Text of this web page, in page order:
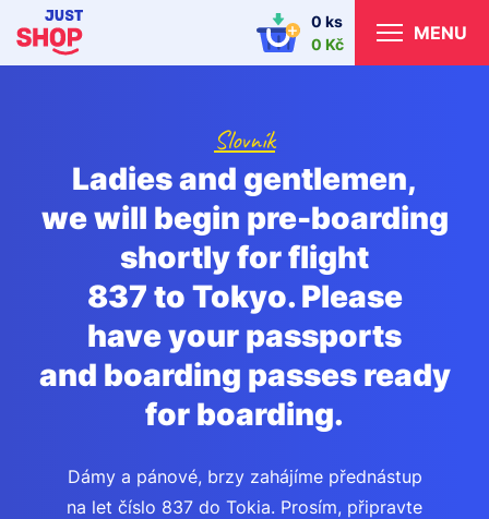
0 ks
0 Kč
MENU
Slovník
Ladies and gentlemen,
we will begin pre-boarding
shortly for flight
837 to Tokyo. Please
have your passports
and boarding passes ready
for boarding.
Dámy a pánové, brzy zahájíme přednástup
na let číslo 837 do Tokia. Prosím, připravte